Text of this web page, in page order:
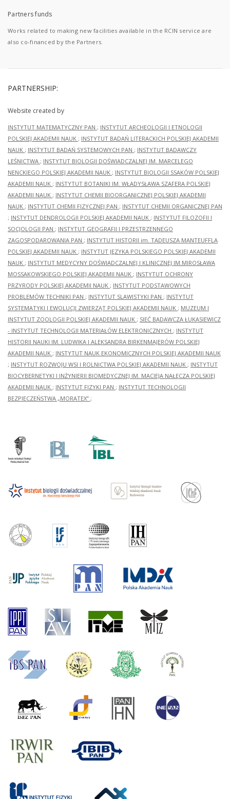
Partners funds
Works related to making new facilities available in the RCIN service are
also co-financed by the Partners.
PARTNERSHIP:
Website created by
INSTYTUT MATEMATYCZNY PAN ; INSTYTUT ARCHEOLOGII I ETNOLOGII
POLSKIEJ AKADEMII NAUK ; INSTYTUT BADAŃ LITERACKICH POLSKIEJ AKADEMII
NAUK ; INSTYTUT BADAŃ SYSTEMOWYCH PAN ; INSTYTUT BADAWCZY
LEŚNICTWA ; INSTYTUT BIOLOGII DOŚWIADCZALNEJ IM. MARCELEGO
NENCKIEGO POLSKIEJ AKADEMII NAUK ; INSTYTUT BIOLOGII SSAKÓW POLSKIEJ
AKADEMII NAUK ; INSTYTUT BOTANIKI IM. WŁADYSŁAWA SZAFERA POLSKIEJ
AKADEMII NAUK ; INSTYTUT CHEMII BIOORGANICZNEJ POLSKIEJ AKADEMII
NAUK ; INSTYTUT CHEMII FIZYCZNEJ PAN ; INSTYTUT CHEMII ORGANICZNEJ PAN
; INSTYTUT DENDROLOGII POLSKIEJ AKADEMII NAUK ; INSTYTUT FILOZOFII I
SOCJOLOGII PAN ; INSTYTUT GEOGRAFII I PRZESTRZENNEGO
ZAGOSPODAROWANIA PAN ; INSTYTUT HISTORII im. TADEUSZA MANTEUFFLA
POLSKIEJ AKADEMII NAUK ; INSTYTUT JĘZYKA POLSKIEGO POLSKIEJ AKADEMII
NAUK ; INSTYTUT MEDYCYNY DOŚWIADCZALNEJ I KLINICZNEJ IM.MIROSŁAWA
MOSSAKOWSKIEGO POLSKIEJ AKADEMII NAUK ; INSTYTUT OCHRONY
PRZYRODY POLSKIEJ AKADEMII NAUK ; INSTYTUT PODSTAWOWYCH
PROBLEMÓW TECHNIKI PAN ; INSTYTUT SLAWISTYKI PAN ; INSTYTUT
SYSTEMATYKI I EWOLUCJI ZWIERZĄT POLSKIEJ AKADEMII NAUK ; MUZEUM I
INSTYTUT ZOOLOGII POLSKIEJ AKADEMII NAUK ; SIEĆ BADAWCZA ŁUKASIEWICZ
- INSTYTUT TECHNOLOGII MATERIAŁÓW ELEKTRONICZNYCH ; INSTYTUT
HISTORII NAUKI IM. LUDWIKA I ALEKSANDRA BIRKENMAJERÓW POLSKIEJ
AKADEMII NAUK ; INSTYTUT NAUK EKONOMICZNYCH POLSKIEJ AKADEMII NAUK
; INSTYTUT ROZWOJU WSI I ROLNICTWA POLSKIEJ AKADEMII NAUK ; INSTYTUT
BIOCYBERNETYKI I INŻYNIERII BIOMEDYCZNEJ IM. MACIEJA NAŁĘCZA POLSKIEJ
AKADEMII NAUK ; INSTYTUT FIZYKI PAN ; INSTYTUT TECHNOLOGII
BEZPIECZEŃSTWA „MORATEX” ;